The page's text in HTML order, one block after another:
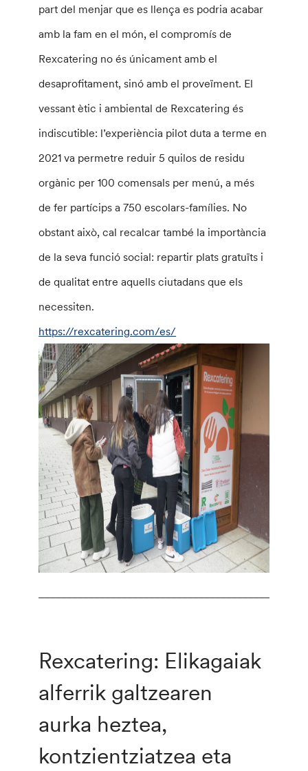
part del menjar que es llença es podria acabar
amb la fam en el món, el compromís de
Rexcatering no és únicament amb el
desaprofitament, sinó amb el proveïment. El
vessant ètic i ambiental de Rexcatering és
indiscutible: l’experiència pilot duta a terme en
2021 va permetre reduir 5 quilos de residu
orgànic per 100 comensals per menú, a més
de fer partícips a 750 escolars-famílies. No
obstant això, cal recalcar també la importància
de la seva funció social: repartir plats gratuïts i
de qualitat entre aquells ciutadans que els
necessiten.
https://rexcatering.com/es/
Rexcatering: Elikagaiak
alferrik galtzearen
aurka heztea,
kontzientziatzea eta